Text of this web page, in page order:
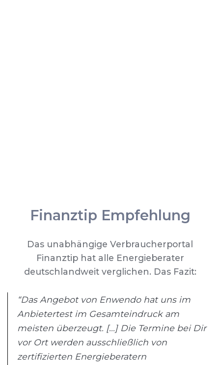
Finanztip Empfehlung
Das unabhängige Verbraucherportal
Finanztip hat alle Energieberater
deutschlandweit verglichen. Das Fazit:
“Das Angebot von Enwendo hat uns im
Anbietertest im Gesamteindruck am
meisten überzeugt. [...] Die Termine bei Dir
vor Ort werden ausschließlich von
zertifizierten Energieberatern